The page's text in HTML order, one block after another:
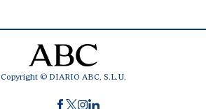
Copyright © DIARIO ABC, S.L.U.